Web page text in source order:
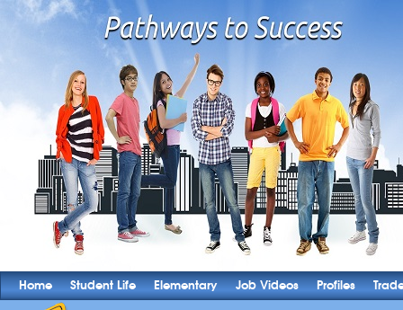
Home Student Life Elementary Job Videos Profiles